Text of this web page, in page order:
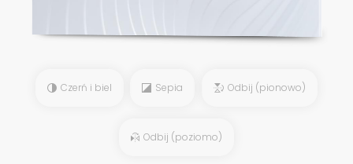
Czerń i biel Sepia Odbij (pionowo)
Odbij (poziomo)